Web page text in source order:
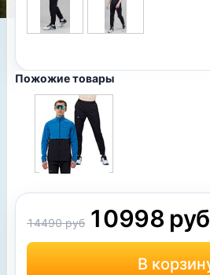
Пожожие товары
14490 руб 10998 руб